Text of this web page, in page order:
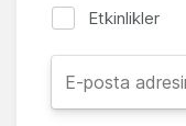
Etkinlikler